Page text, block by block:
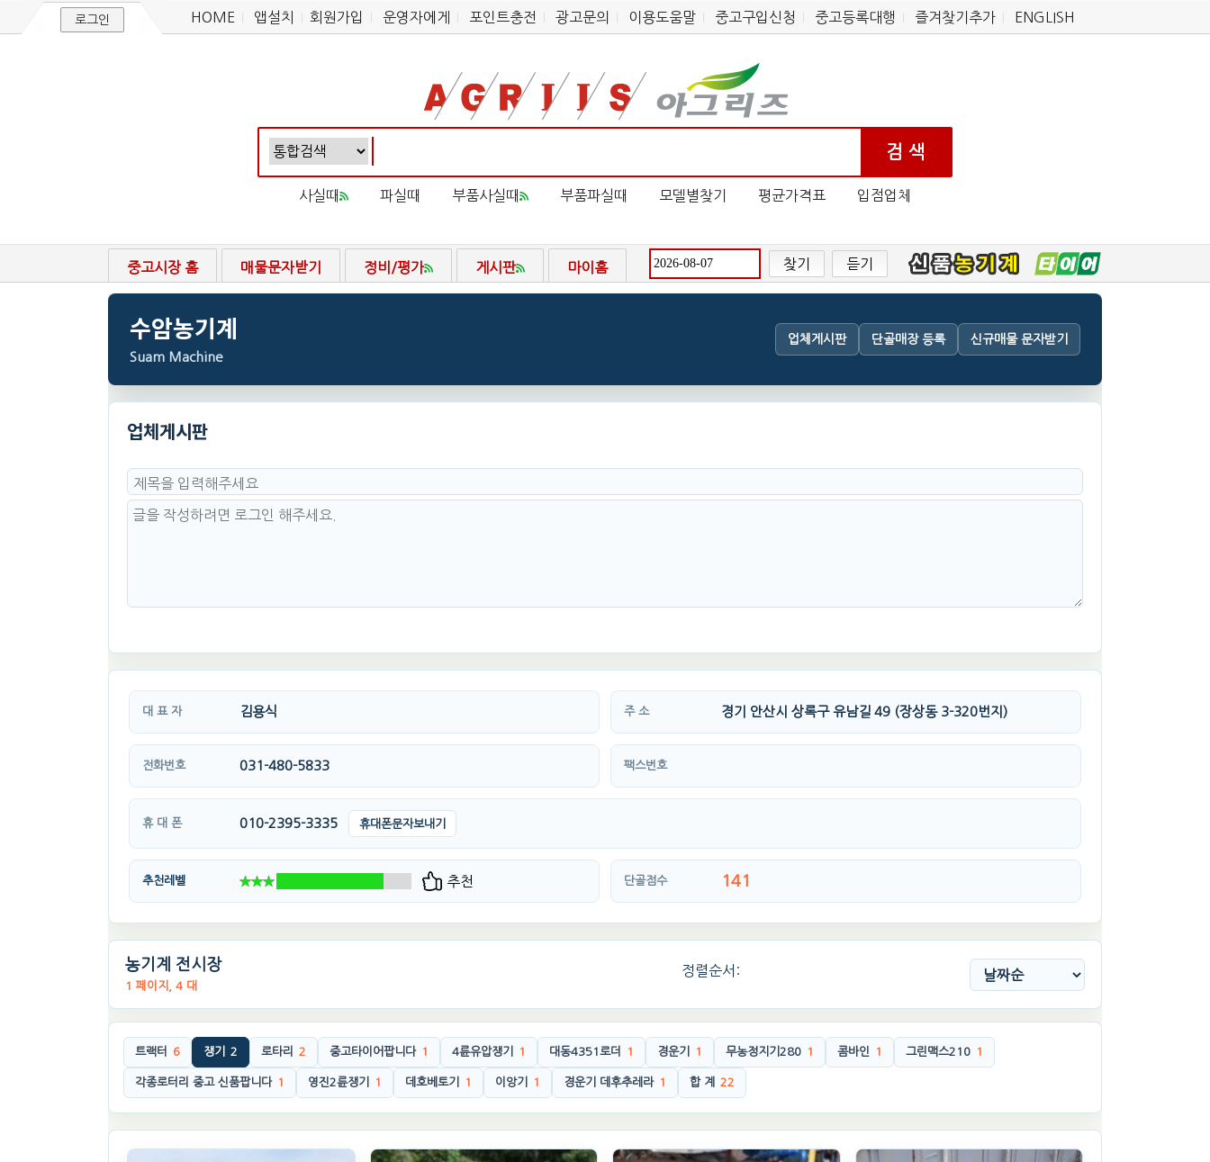
로그인 HOME 앱설치 회원가입 운영자에게 포인트충전 광고문의 이용도움말 중고구입신청 중고등록대행 즐겨찾기추가 ENGLISH
사실때 파실때 부품사실때 부품파실때 모델별찾기 평균가격표 입점업체
중고시장 홈 매물문자받기 정비/평가 게시판 마이홈 찾기 듣기
수암농기계
Suam Machine
업체게시판 단골매장 등록 신규매물 문자받기
업체게시판
대 표 자 김용식 주 소 경기 안산시 상록구 유남길 49 (장상동 3-320번지)
전화번호 031-480-5833 팩스번호
휴 대 폰 010-2395-3335 휴대폰문자보내기
추천레벨 추천 단골점수 141
농기계 전시장
1 페이지, 4 대
정렬순서:
트랙터 6 쟁기 2 로타리 2 중고타이어팝니다 1 4륜유압쟁기 1 대동4351로더 1 경운기 1 무농정지기280 1 콤바인 1 그린맥스210 1
각종로터리 중고 신품팝니다 1 영진2륜쟁기 1 데호베토기 1 이앙기 1 경운기 데후추레라 1 합 계 22